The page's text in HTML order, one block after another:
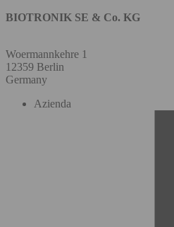
BIOTRONIK SE & Co. KG
Woermannkehre 1
12359 Berlin
Germany
Azienda